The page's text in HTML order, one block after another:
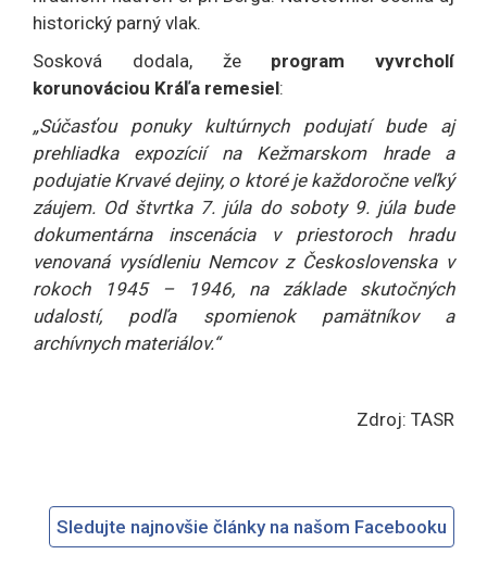
historický parný vlak.
Sosková dodala, že program vyvrcholí
korunováciou Kráľa remesiel:
„Súčasťou ponuky kultúrnych podujatí bude aj
prehliadka expozícií na Kežmarskom hrade a
podujatie Krvavé dejiny, o ktoré je každoročne veľký
záujem. Od štvrtka 7. júla do soboty 9. júla bude
dokumentárna inscenácia v priestoroch hradu
venovaná vysídleniu Nemcov z Československa v
rokoch 1945 – 1946, na základe skutočných
udalostí, podľa spomienok pamätníkov a
archívnych materiálov.“
Zdroj: TASR
Sledujte najnovšie články na našom Facebooku